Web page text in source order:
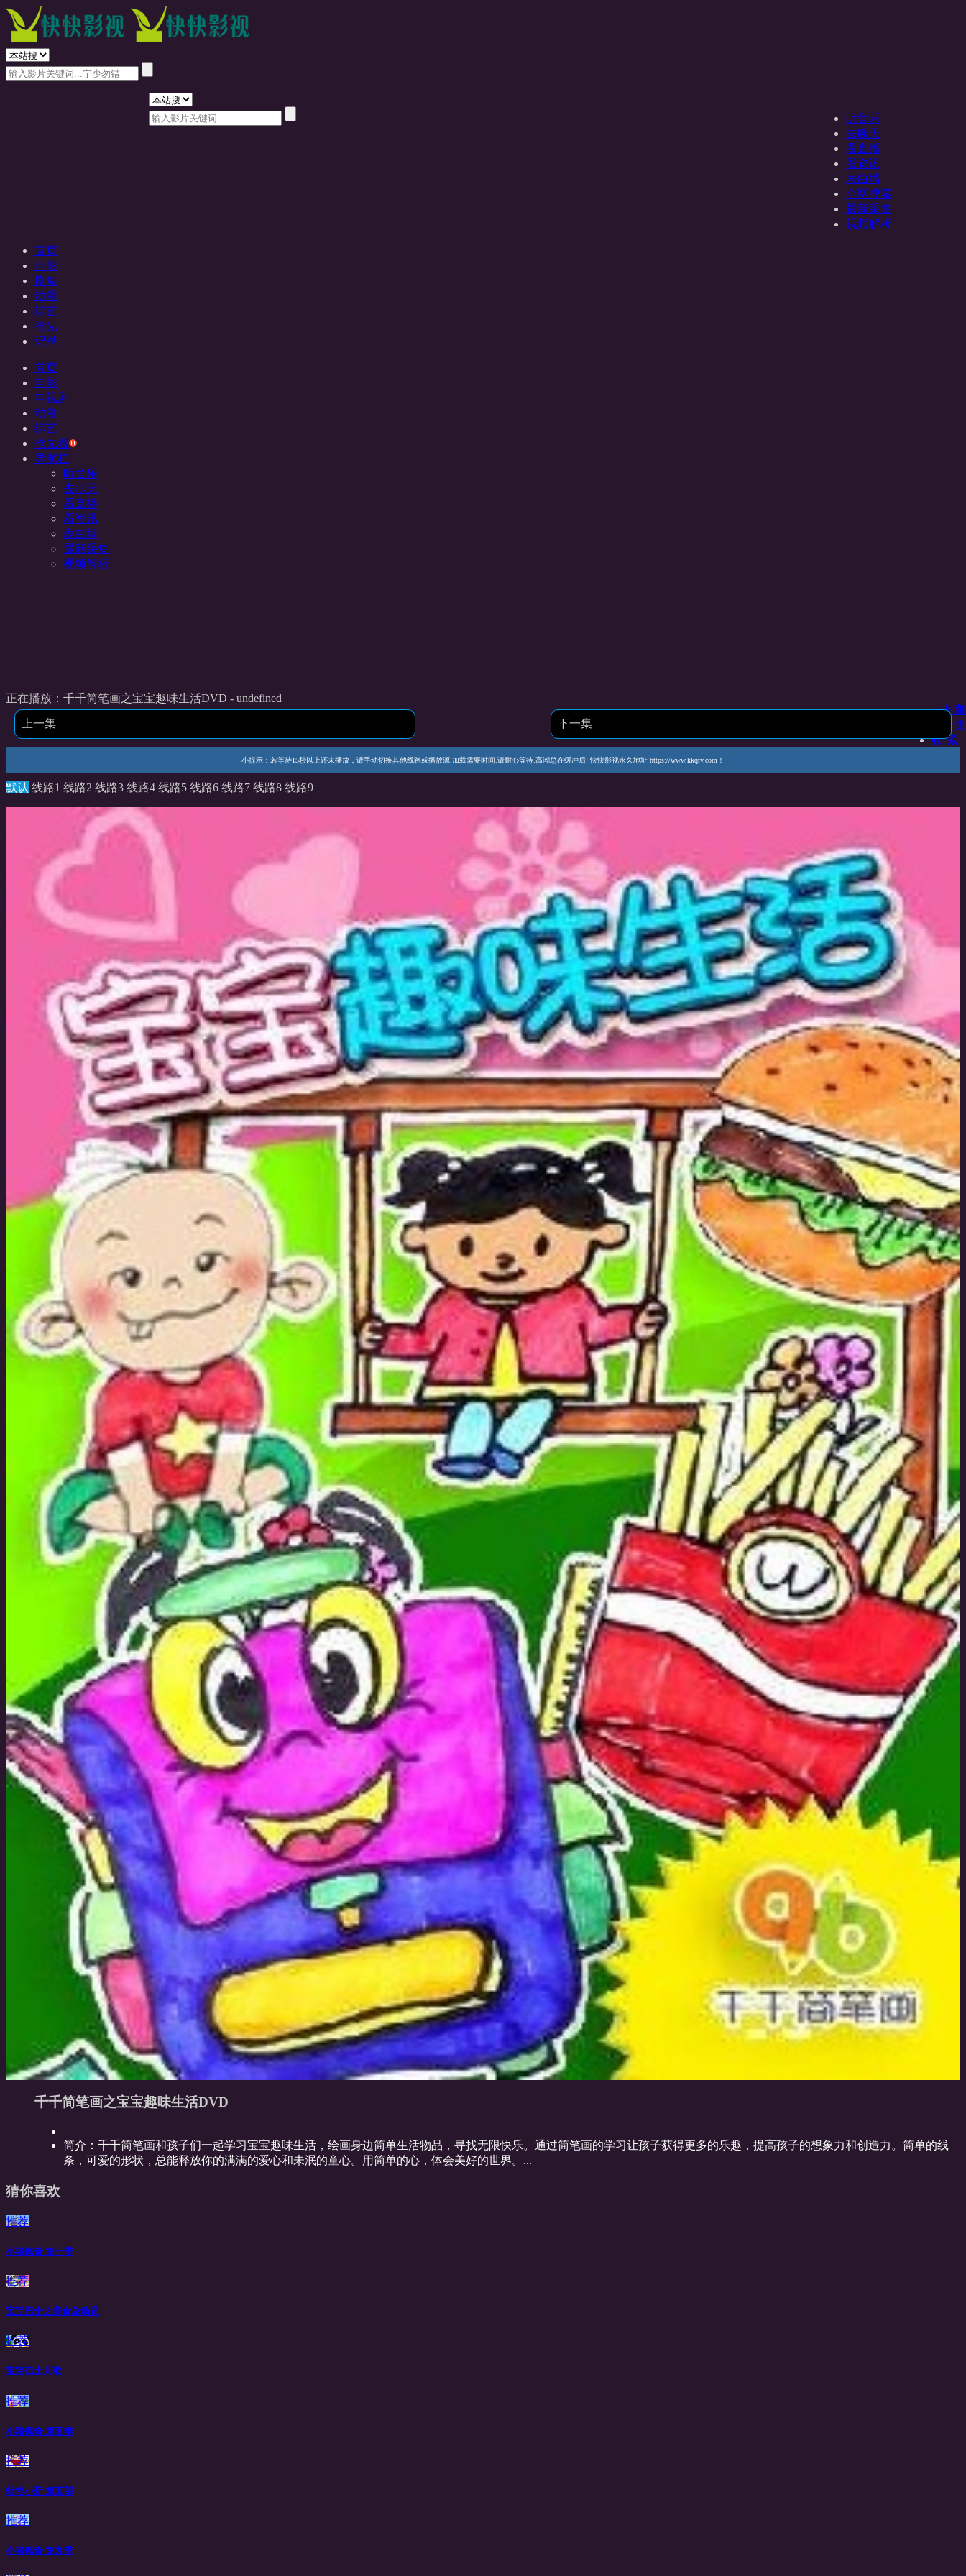
听音乐
去聊天
看直播
看资讯
表白墙
全网搜索
最新采集
视频解析
首页
电影
剧集
动漫
综艺
抢先
记录
首页
电影
电视剧
动漫
综艺
抢先看
导航栏
听音乐
去聊天
看直播
看资讯
表白墙
最新采集
视频解析
上一集
下一集
收 藏
收 藏
正在播放：千千简笔画之宝宝趣味生活DVD - undefined
上一集 下一集
小提示：若等待15秒以上还未播放，请手动切换其他线路或播放源.加载需要时间.请耐心等待.高潮总在缓冲后! 快快影视永久地址 https://www.kkqtv.com！
默认 线路1 线路2 线路3 线路4 线路5 线路6 线路7 线路8 线路9
千千简笔画之宝宝趣味生活DVD
简介： 千千简笔画和孩子们一起学习宝宝趣味生活，绘画身边简单生活物品，寻找无限快乐。通过简笔画的学习让孩子获得更多的乐趣，提高孩子的想象力和创造力。简单的线
条，可爱的形状，总能释放你的满满的爱心和未泯的童心。用简单的心，体会美好的世界。...
猜你喜欢
推荐
小猪佩奇 第十季
推荐
宝宝巴士之美食总动员
推荐
宝宝巴士儿歌
推荐
小猪佩奇 第五季
推荐
蜡笔小新 第五部
推荐
小猪佩奇 第九季